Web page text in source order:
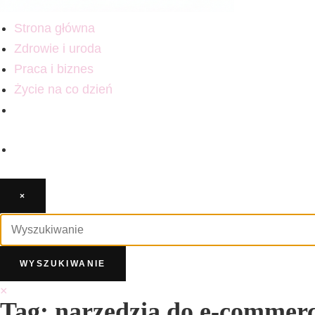
Strona główna
Zdrowie i uroda
Praca i biznes
Życie na co dzień
×
×